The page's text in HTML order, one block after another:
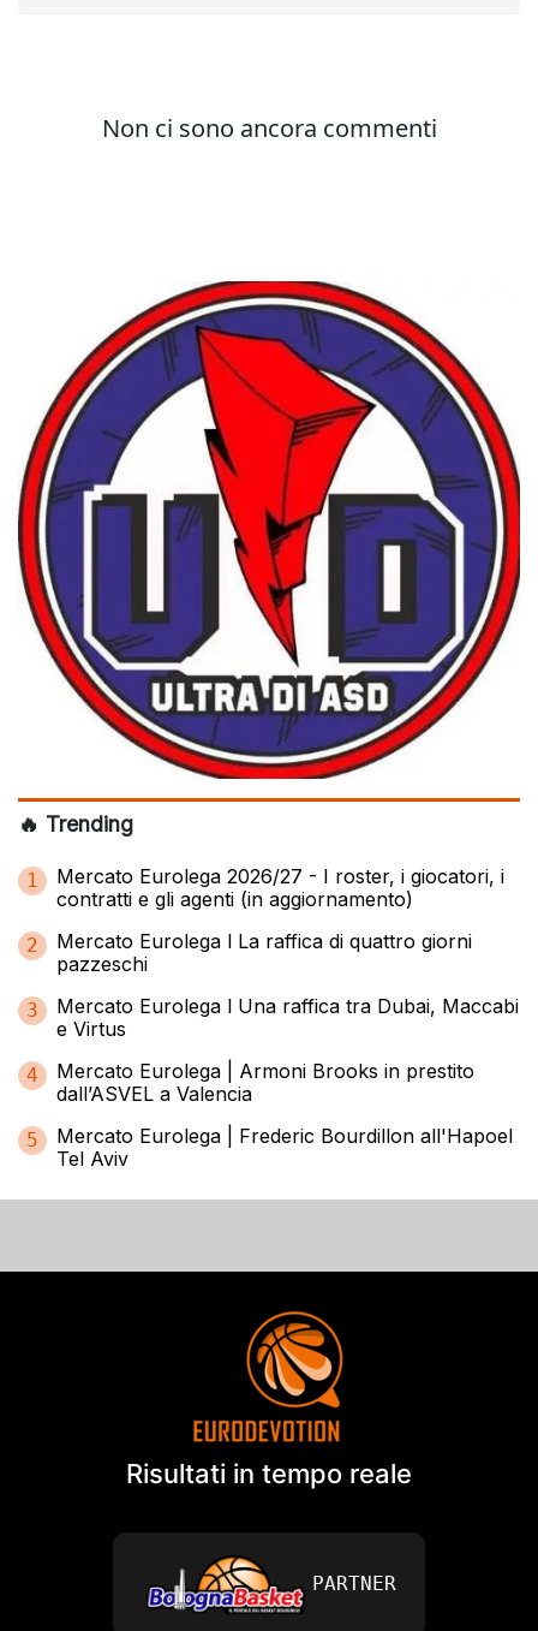
🔥 Trending
1
Mercato Eurolega 2026/27 - I roster, i giocatori, i
contratti e gli agenti (in aggiornamento)
2
Mercato Eurolega l La raffica di quattro giorni
pazzeschi
3
Mercato Eurolega l Una raffica tra Dubai, Maccabi
e Virtus
4
Mercato Eurolega | Armoni Brooks in prestito
dall’ASVEL a Valencia
5
Mercato Eurolega | Frederic Bourdillon all'Hapoel
Tel Aviv
Risultati in tempo reale
PARTNER